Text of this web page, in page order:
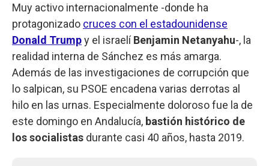
Muy activo internacionalmente -donde ha
protagonizado cruces con el estadounidense
Donald Trumpy el israelíBenjamin Netanyahu-, la
realidad interna de Sánchez es más amarga.
Además de las investigaciones de corrupción que
lo salpican, su PSOE encadena varias derrotas al
hilo en las urnas. Especialmente doloroso fue la de
este domingo en Andalucía, bastión histórico de
los socialistas durante casi 40 años, hasta 2019.